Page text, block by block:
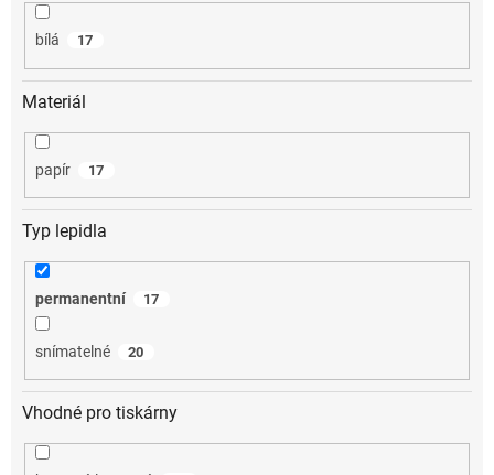
bílá 17
Materiál
papír 17
Typ lepidla
permanentní 17
snímatelné 20
Vhodné pro tiskárny